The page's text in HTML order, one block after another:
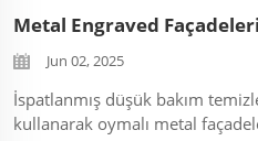
Metal Engraved
Jun 02, 2025
İspatlanmış düşük bakım
kullanarak oymalı metal